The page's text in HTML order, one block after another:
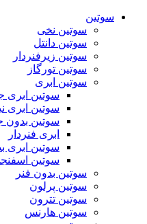
سوتین
سوتین نخی
سوتین دانتل
سوتین زیرفنردار
سوتین تورگاز
سوتین ابری
سوتین ابری
سوتین ابری
سوتین بدون
ابری فنردار
سوتین ابری
سوتین
سوتین بدون فنر
سوتین پرلون
سوتین تترون
سوتین هارنس